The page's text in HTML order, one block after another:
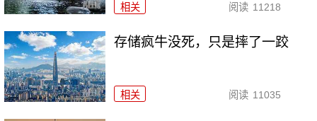
相关 阅读 11218
存储疯牛没死，只是摔了一跤
相关 阅读 11035